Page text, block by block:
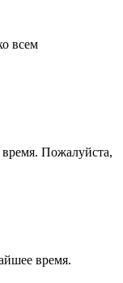
всем
Пожалуйста,
время.